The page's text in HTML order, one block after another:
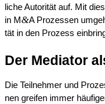
li­che Autori­tät auf. Mit
in M&A Prozes­sen
tät in den Prozess
Der Media­tor
Die Teilneh­mer und
nen greifen immer